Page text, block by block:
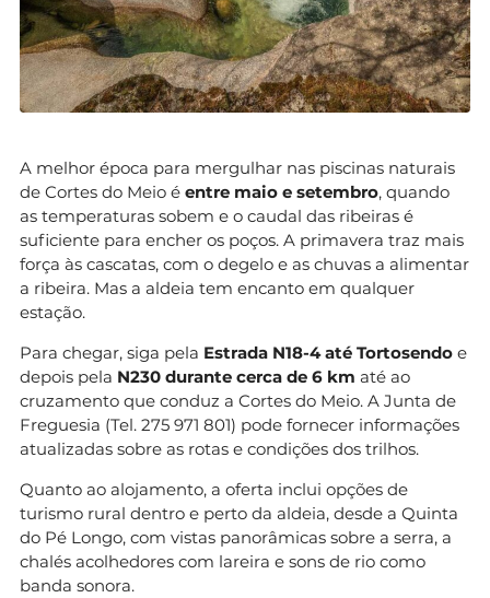
A melhor época para mergulhar nas piscinas naturais
de Cortes do Meio é entre maio e setembro, quando
as temperaturas sobem e o caudal das ribeiras é
suficiente para encher os poços. A primavera traz mais
força às cascatas, com o degelo e as chuvas a alimentar
a ribeira. Mas a aldeia tem encanto em qualquer
estação.
Para chegar, siga pela Estrada N18-4 até Tortosendo e
depois pela N230 durante cerca de 6 km até ao
cruzamento que conduz a Cortes do Meio. A Junta de
Freguesia (Tel. 275 971 801) pode fornecer informações
atualizadas sobre as rotas e condições dos trilhos.
Quanto ao alojamento, a oferta inclui opções de
turismo rural dentro e perto da aldeia, desde a Quinta
do Pé Longo, com vistas panorâmicas sobre a serra, a
chalés acolhedores com lareira e sons de rio como
banda sonora.